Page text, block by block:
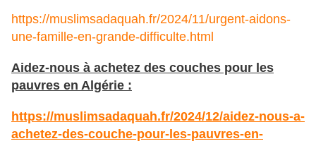
https://muslimsadaquah.fr/2024/11/urgent-aidons-
une-famille-en-grande-difficulte.html
Aidez-nous à achetez des couches pour les
pauvres en Algérie :
https://muslimsadaquah.fr/2024/12/aidez-nous-a-
achetez-des-couche-pour-les-pauvres-en-